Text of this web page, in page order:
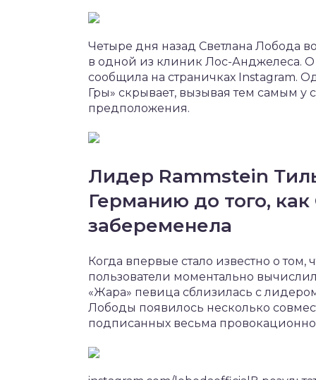
Четыре дня назад Светлана Лобода
в одной из клиник Лос-Анджелеса.
сообщила на страничках Instagram.
Гры» скрывает, вызывая тем самым
предположения.
Лидер Rammstein
Германию до того,
забеременела
Когда впервые стало известно о
пользователи моментально
«Жара» певица сблизилась с
Лободы появилось несколько
подписанных весьма